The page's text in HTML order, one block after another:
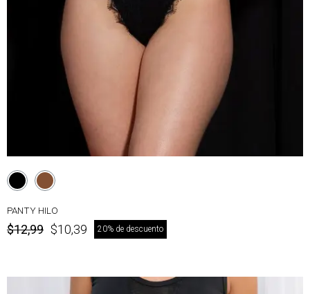
PANTY HILO
$12,99 $10,39 20% de descuento